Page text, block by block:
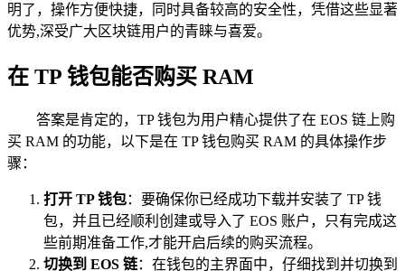
明了，操作方便快捷，同时具备较高的安全性，凭借这些显著
优势,深受广大区块链用户的青睐与喜爱。
在 TP 钱包能否购买 RAM
答案是肯定的，TP 钱包为用户精心提供了在 EOS 链上购
买 RAM 的功能，以下是在 TP 钱包购买 RAM 的具体操作步
骤：
打开 TP 钱包：要确保你已经成功下载并安装了 TP 钱
包，并且已经顺利创建或导入了 EOS 账户，只有完成这
些前期准备工作,才能开启后续的购买流程。
切换到 EOS 链：在钱包的主界面中，仔细找到并切换到